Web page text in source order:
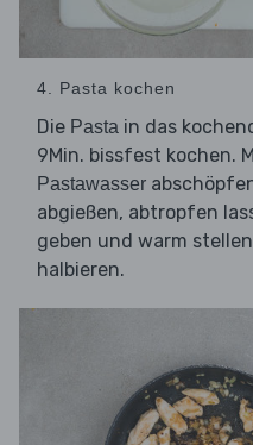
4. Pasta kochen
Die Pasta in das
9Min. bissfest kochen.
Pastawasser
abgießen, abtropfen
geben und warm
halbieren.